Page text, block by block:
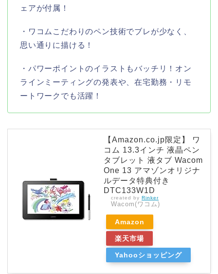
ェアが付属！
・ワコムこだわりのペン技術でブレが少なく、
思い通りに描ける！
・パワーポイントのイラストもバッチリ！オン
ラインミーティングの発表や、在宅勤務・リモ
ートワークでも活躍！
【Amazon.co.jp限定】 ワ
コム 13.3インチ 液晶ペン
タブレット 液タブ Wacom
One 13 アマゾンオリジナ
ルデータ特典付き
DTC133W1D
created by Rinker
Wacom(ワコム)
Amazon
楽天市場
Yahooショッピング